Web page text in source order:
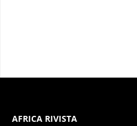
AFRICA RIVISTA